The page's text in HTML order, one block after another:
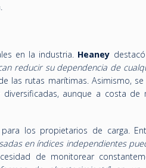
en la industria. Heaney
reducir su dependencia de
las rutas marítimas. Asimismo, se
aunque a costa de
los propietarios de carga.
en índices independientes
de monitorear